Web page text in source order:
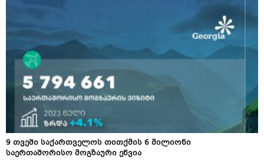
9 თვეში საქართველოს თითქმის 6 მილიონი
საერთაშორისო მოგზაური ეწვია